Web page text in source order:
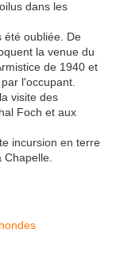
dans les
oubliée. De
la venue du
de 1940 et
l'occupant.
visite des
Foch et aux
en terre